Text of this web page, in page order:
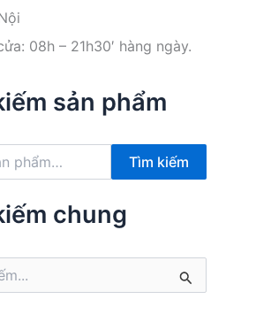
08h – 21h30′ hàng ngày.
sản phẩm
Tìm kiếm
chung